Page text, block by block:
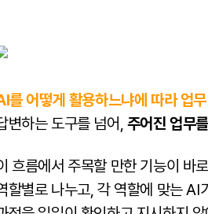
를 어떻게 활용하느냐에 따라 업
변하는 도구를 넘어, 주어진 업무
흐름에서 주목할 만한 기능이 바로
할별로 나누고, 각 역할에 맞는 AI